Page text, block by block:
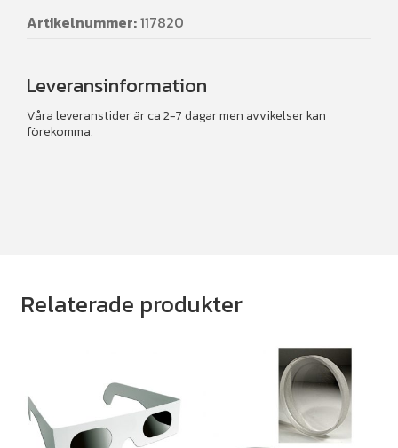
Artikelnummer:117820
Leveransinformation
Våra leveranstider är ca 2-7 dagar men avvikelser kan
förekomma.
Relaterade produkter